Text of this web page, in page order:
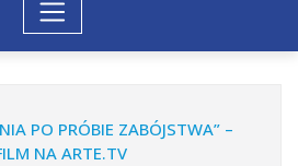
PO PRÓBIE ZABÓJSTWA” –
NA ARTE.TV